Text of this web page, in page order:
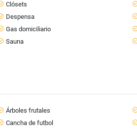
Clósets
Despensa
Gas domiciliario
Sauna
Árboles frutales
Cancha de futbol